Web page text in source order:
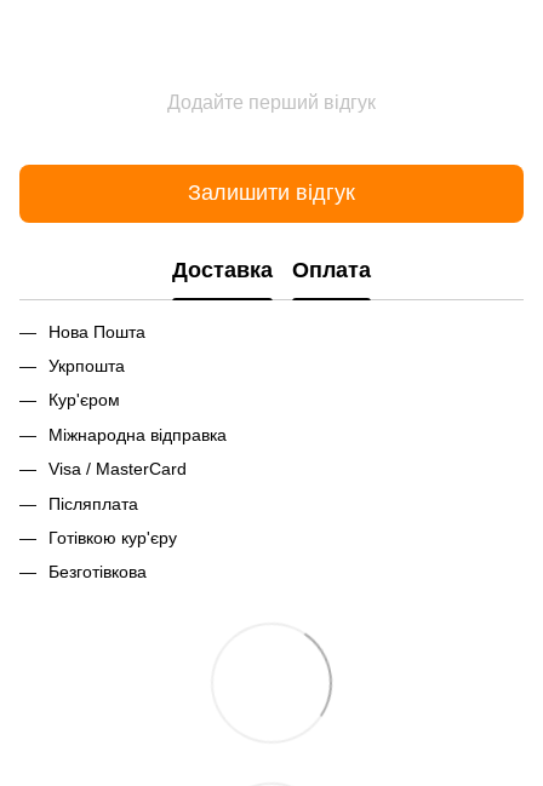
Додайте перший відгук
Залишити відгук
Доставка Оплата
Нова Пошта
Укрпошта
Кур'єром
Міжнародна відправка
Visa / MasterCard
Післяплата
Готівкою кур'єру
Безготівкова